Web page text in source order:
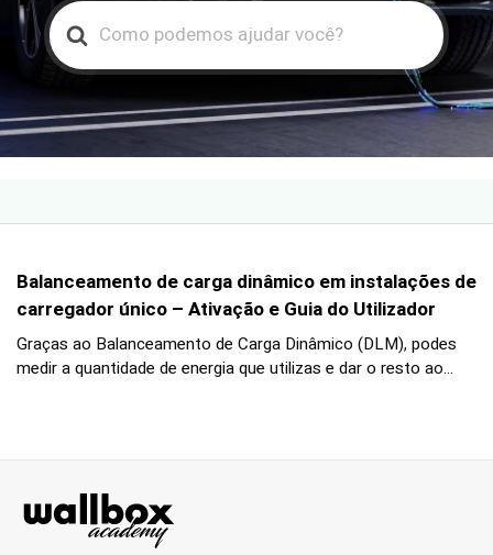
Search
For
Balanceamento de carga dinâmico em instalações de
carregador único – Ativação e Guia do Utilizador
Graças ao Balanceamento de Carga Dinâmico (DLM), podes
medir a quantidade de energia que utilizas e dar o resto ao...